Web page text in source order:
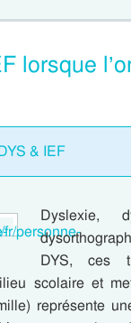
lorsque
& IEF
Dyslexie,
DYS, ces
scolaire et
représente